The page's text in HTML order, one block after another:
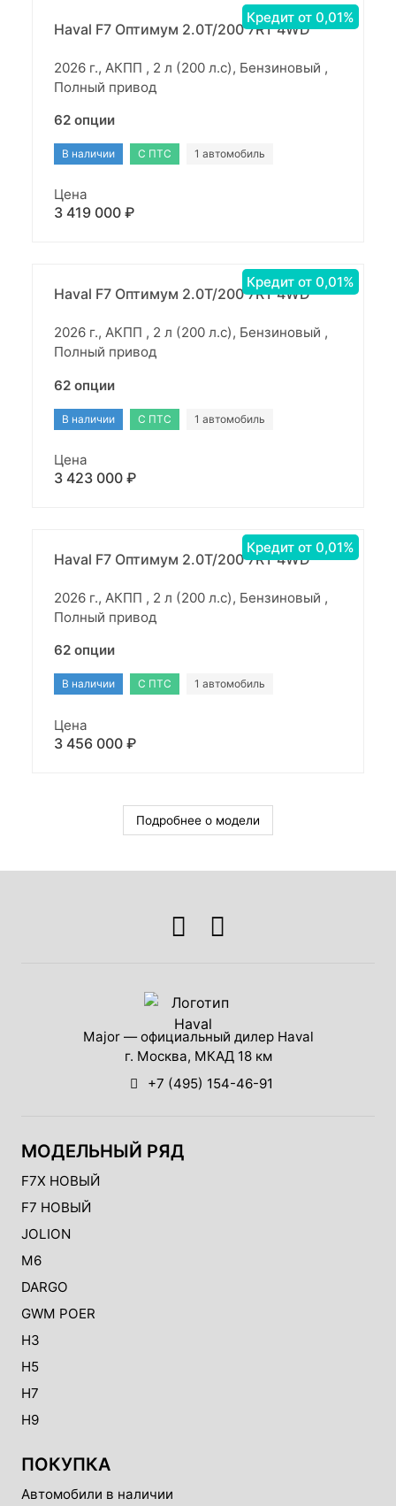
Кредит от 0,01%
Haval F7 Оптимум 2.0T/200 7RT 4WD
2026 г., АКПП , 2 л (200 л.с), Бензиновый ,
Полный привод
62 опции
В наличии С ПТС 1 автомобиль
Цена
3 419 000 ₽
Кредит от 0,01%
Haval F7 Оптимум 2.0T/200 7RT 4WD
2026 г., АКПП , 2 л (200 л.с), Бензиновый ,
Полный привод
62 опции
В наличии С ПТС 1 автомобиль
Цена
3 423 000 ₽
Кредит от 0,01%
Haval F7 Оптимум 2.0T/200 7RT 4WD
2026 г., АКПП , 2 л (200 л.с), Бензиновый ,
Полный привод
62 опции
В наличии С ПТС 1 автомобиль
Цена
3 456 000 ₽
Подробнее о модели
Major — официальный дилер Haval
г. Москва, МКАД 18 км
+7 (495) 154-46-91
МОДЕЛЬНЫЙ РЯД
F7X НОВЫЙ
F7 НОВЫЙ
JOLION
M6
DARGO
GWM POER
H3
H5
H7
H9
ПОКУПКА
Автомобили в наличии